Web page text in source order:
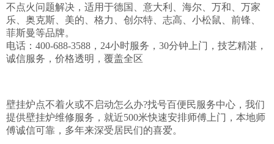
不点火问题解决，适用于德国、意大利、海尔、万和、万家
乐、奥克斯、美的、格力、创尔特、志高、小松鼠、前锋、
菲斯曼等品牌。
电话：400-688-3588，24小时服务，30分钟上门，技艺精湛，
诚信服务，价格透明，覆盖全区
壁挂炉点不着火或不启动怎么办?找号百便民服务中心，我们
提供壁挂炉维修服务，就近500米快速安排师傅上门，本地师
傅诚信可靠，多年来深受居民们的喜爱。